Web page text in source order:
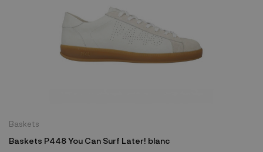
Baskets
Baskets P448 You Can Surf Later! blanc